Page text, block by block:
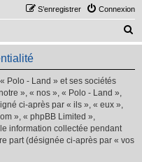
Connexion
S’enregistrer
e
Polo - Land » et ses sociétés
», « nos », « Polo - Land »,
ci-après par « ils », « eux »,
», « phpBB Limited »,
information collectée pendant
part (désignée ci-après par « vos